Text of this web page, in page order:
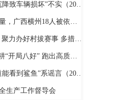
辆损坏”不实（2026·08·06）
18人被依法查处（2026·08·05）
好村拔赛事 多措释放消费活力
八好” 跑出高质量发展加速度
鲨鱼”系谣言（2026·08·04）
生产工作督导会